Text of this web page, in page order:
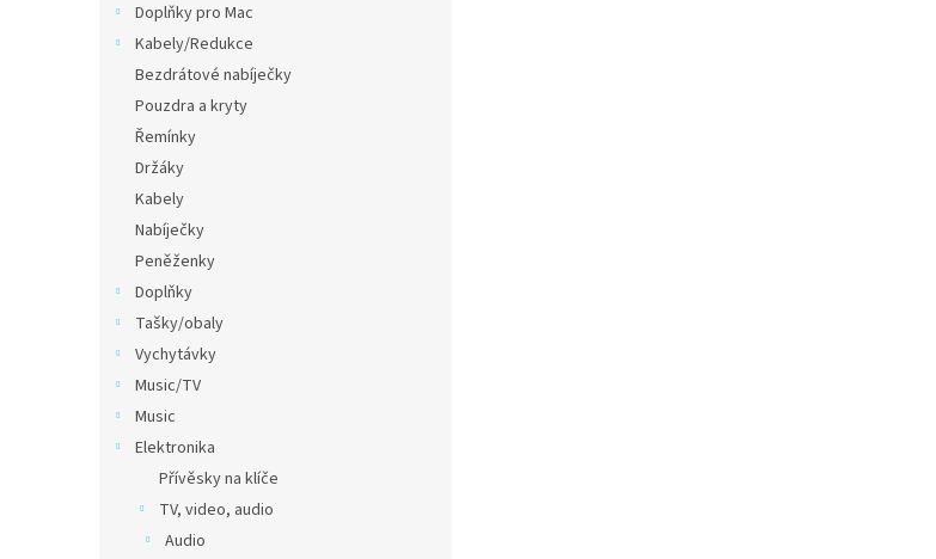
Doplňky pro Mac
Kabely/Redukce
Bezdrátové nabíječky
Pouzdra a kryty
Řemínky
Držáky
Kabely
Nabíječky
Peněženky
Doplňky
Tašky/obaly
Vychytávky
Music/TV
Music
Elektronika
Přívěsky na klíče
TV, video, audio
Audio